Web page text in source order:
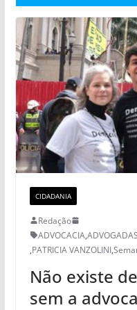
CIDADANIA
Redação
ADVOCACIA,ADVOGADAS
,PATRICIA VANZOLINI,
Não existe
sem a